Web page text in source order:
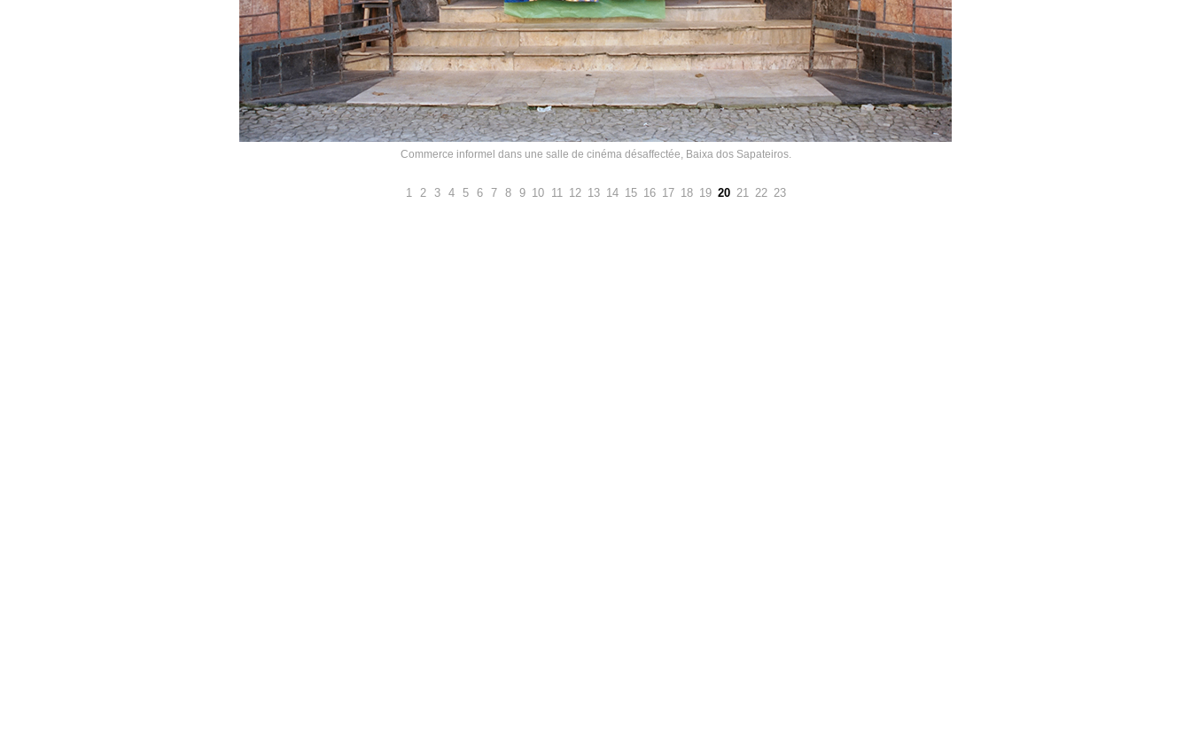
Commerce informel dans une salle de cinéma désaffectée, Baixa dos Sapateiros.
1 2 3 4 5 6 7 8 9 10 11 12 13 14 15 16 17 18 19 20 21 22 23